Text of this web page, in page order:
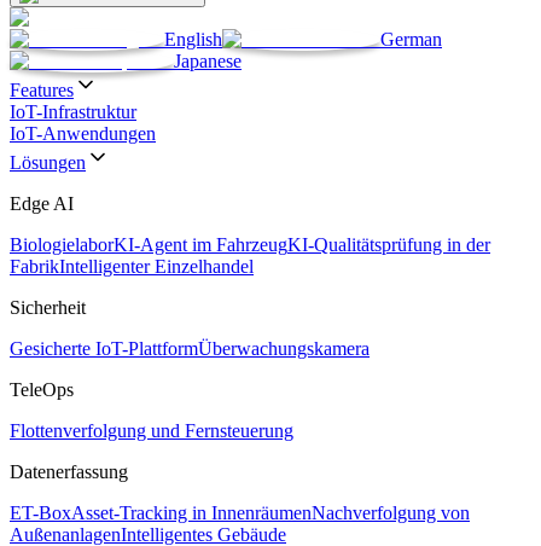
English
German
Japanese
Features
IoT-Infrastruktur
IoT-Anwendungen
Lösungen
Edge AI
BiologielaborKI-Agent im FahrzeugKI-Qualitätsprüfung in der
FabrikIntelligenter Einzelhandel
Sicherheit
Gesicherte IoT-PlattformÜberwachungskamera
TeleOps
Flottenverfolgung und Fernsteuerung
Datenerfassung
ET-BoxAsset-Tracking in InnenräumenNachverfolgung von
AußenanlagenIntelligentes Gebäude